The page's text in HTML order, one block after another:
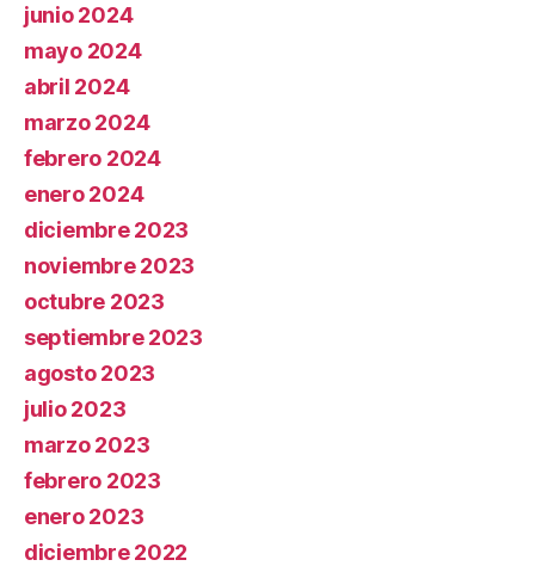
junio 2024
mayo 2024
abril 2024
marzo 2024
febrero 2024
enero 2024
diciembre 2023
noviembre 2023
octubre 2023
septiembre 2023
agosto 2023
julio 2023
marzo 2023
febrero 2023
enero 2023
diciembre 2022